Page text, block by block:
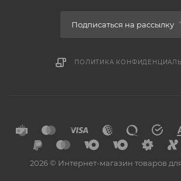
Подписаться на рассылку
ПОЛИТИКА
2026 © Интернет-магазин товаров